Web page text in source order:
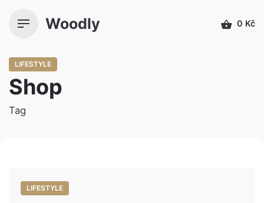
Woodly 0 Kč
LIFESTYLE
Shop
Tag
LIFESTYLE